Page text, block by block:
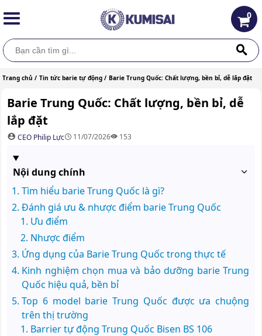
0
Trang chủ / Tin tức barie tự động / Barie Trung Quốc: Chất lượng, bền bỉ, dễ lắp đặt
Barie Trung Quốc: Chất lượng, bền bỉ, dễ
lắp đặt
CEO Philip Lực 11/07/2026 153
Nội dung chính
Tìm hiểu barie Trung Quốc là gì?
Đánh giá ưu & nhược điểm barie Trung Quốc
Ưu điểm
Nhược điểm
Ứng dụng của Barie Trung Quốc trong thực tế
Kinh nghiệm chọn mua và bảo dưỡng barie Trung
Quốc hiệu quả, bền bỉ
Top 6 model barie Trung Quốc được ưa chuộng
trên thị trường
Barrier tự động Trung Quốc Bisen BS 106